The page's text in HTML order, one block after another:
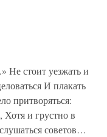
Не стоит уезжать и
И плакать
притворяться:
и грустно в
советов…